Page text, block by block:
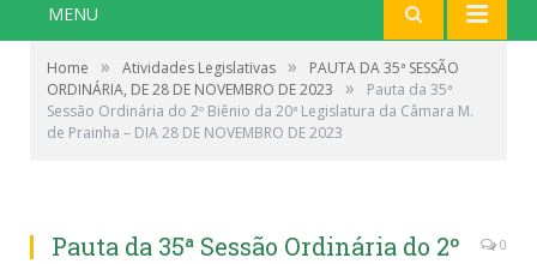
MENU
Home » Atividades Legislativas »
PAUTA DA 35ª SESSÃO
ORDINÁRIA, DE 28 DE NOVEMBRO DE 2023
»
Pauta da 35ª
Sessão Ordinária do 2º Biênio da 20ª Legislatura da Câmara M.
de Prainha – DIA 28 DE NOVEMBRO DE 2023
Pauta da 35ª Sessão Ordinária do 2º
0